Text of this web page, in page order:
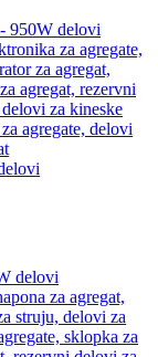
950W delovi
delovi